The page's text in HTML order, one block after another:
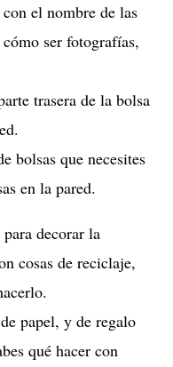
el nombre de las
ser fotografías,
trasera de la bolsa
bolsas que necesites
en la pared.
decorar la
cosas de reciclaje,
papel, y de regalo
qué hacer con